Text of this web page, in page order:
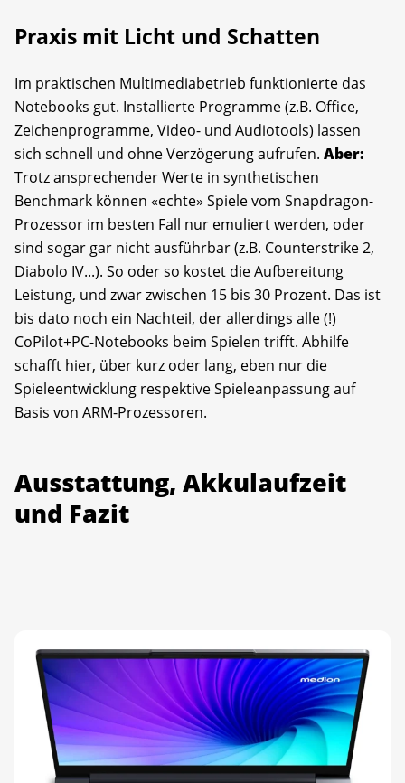
Praxis mit Licht und Schatten
Im praktischen Multimediabetrieb funktionierte das
Notebooks gut. Installierte Programme (z.B. Office,
Zeichenprogramme, Video- und Audiotools) lassen
sich schnell und ohne Verzögerung aufrufen. Aber:
Trotz ansprechender Werte in synthetischen
Benchmark können «echte» Spiele vom Snapdragon-
Prozessor im besten Fall nur emuliert werden, oder
sind sogar gar nicht ausführbar (z.B. Counterstrike 2,
Diabolo IV...). So oder so kostet die Aufbereitung
Leistung, und zwar zwischen 15 bis 30 Prozent. Das ist
bis dato noch ein Nachteil, der allerdings alle (!)
CoPilot+PC-Notebooks beim Spielen trifft. Abhilfe
schafft hier, über kurz oder lang, eben nur die
Spieleentwicklung respektive Spieleanpassung auf
Basis von ARM-Prozessoren.
Ausstattung, Akkulaufzeit
und Fazit